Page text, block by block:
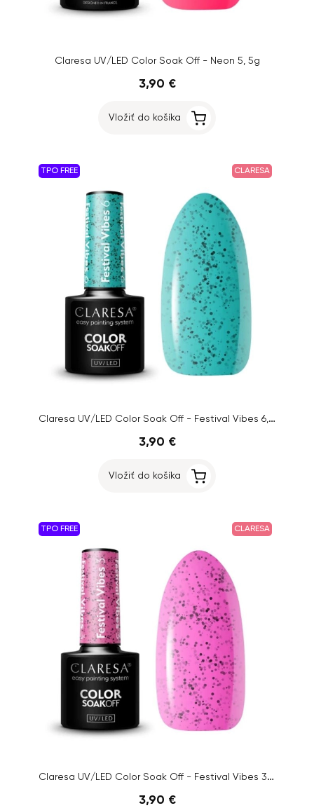
Claresa UV/LED Color Soak Off - Neon 5, 5g
3,90 €
Vložiť do košíka
TPO FREE CLARESA
Claresa UV/LED Color Soak Off - Festival Vibes 6, 5g
3,90 €
Vložiť do košíka
TPO FREE CLARESA
Claresa UV/LED Color Soak Off - Festival Vibes 3, 5g
3,90 €